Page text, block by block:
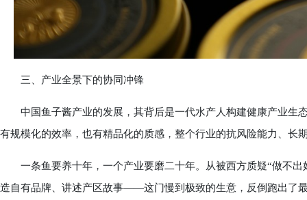
三、产业全景下的协同冲锋
中国鱼子酱产业的发展，其背后是一代水产人构建健康产业生
有规模化的效率，也有精品化的质感，整个行业的抗风险能力、长
一条鱼要养十年，一个产业要磨二十年。从被西方质疑“做不出
造自有品牌、讲述产区故事——这门慢到极致的生意，反倒跑出了